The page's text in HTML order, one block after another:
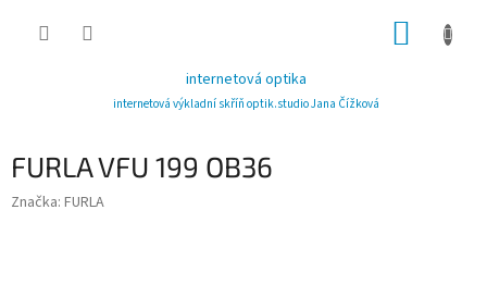
internetová optika
internetová výkladní skříň optik.studio Jana Čížková
FURLA VFU 199 OB36
Značka: FURLA